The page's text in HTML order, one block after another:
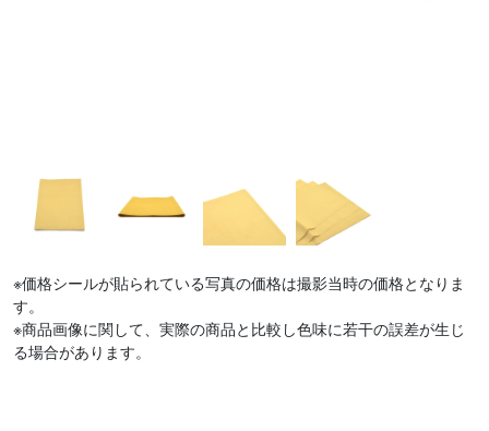
※価格シールが貼られている写真の価格は撮影当時の価格となりま
す。
※商品画像に関して、実際の商品と比較し色味に若干の誤差が生じ
る場合があります。